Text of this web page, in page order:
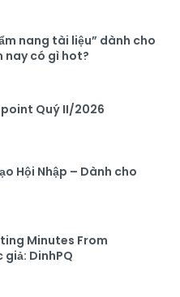
nang tài liệu” dành cho
nay có gì hot?
Quý II/2026
Hội Nhập – Dành cho
Minutes From
DinhPQ